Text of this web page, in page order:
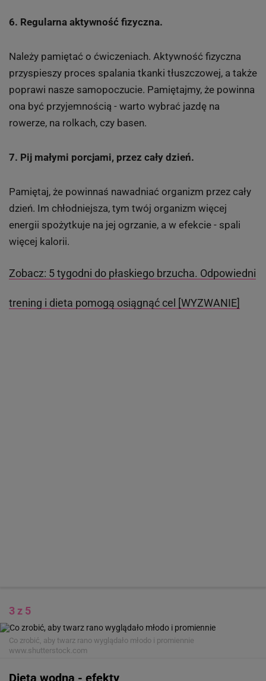
6. Regularna aktywność fizyczna.
Należy pamiętać o ćwiczeniach. Aktywność fizyczna
przyspieszy proces spalania tkanki tłuszczowej, a także
poprawi nasze samopoczucie. Pamiętajmy, że powinna
ona być przyjemnością - warto wybrać jazdę na
rowerze, na rolkach, czy basen.
7. Pij małymi porcjami, przez cały dzień.
Pamiętaj, że powinnaś nawadniać organizm przez cały
dzień. Im chłodniejsza, tym twój organizm więcej
energii spożytkuje na jej ogrzanie, a w efekcie - spali
więcej kalorii.
Zobacz: 5 tygodni do płaskiego brzucha. Odpowiedni
trening i dieta pomogą osiągnąć cel [WYZWANIE]
3 z 5